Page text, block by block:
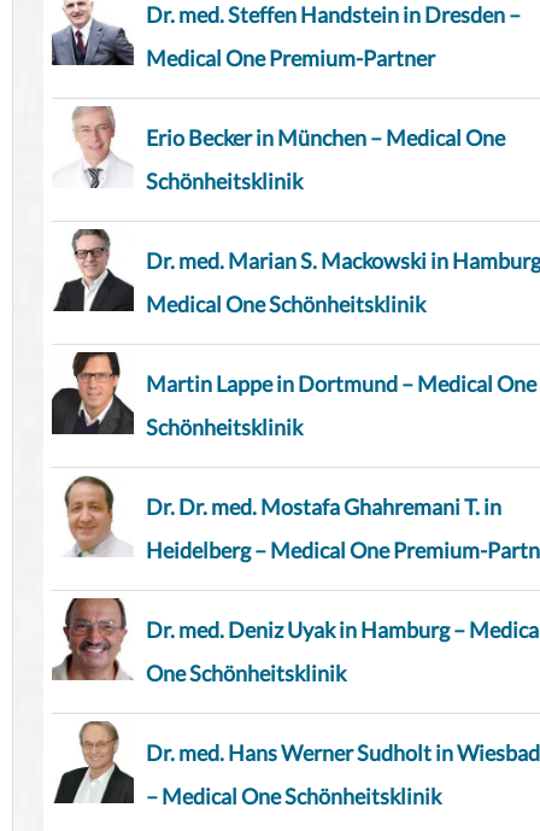
Dr. med. Steffen Handstein in Dresden –
Medical One Premium-Partner
Erio Becker in München – Medical One
Schönheitsklinik
Dr. med. Marian S. Mackowski in
Medical One Schönheitsklinik
Martin Lappe in Dortmund – Medical One
Schönheitsklinik
Dr. Dr. med. Mostafa Ghahremani T. in
Heidelberg – Medical One Premium-
Dr. med. Deniz Uyak in Hamburg –
One Schönheitsklinik
Dr. med. Hans Werner Sudholt in
– Medical One Schönheitsklinik